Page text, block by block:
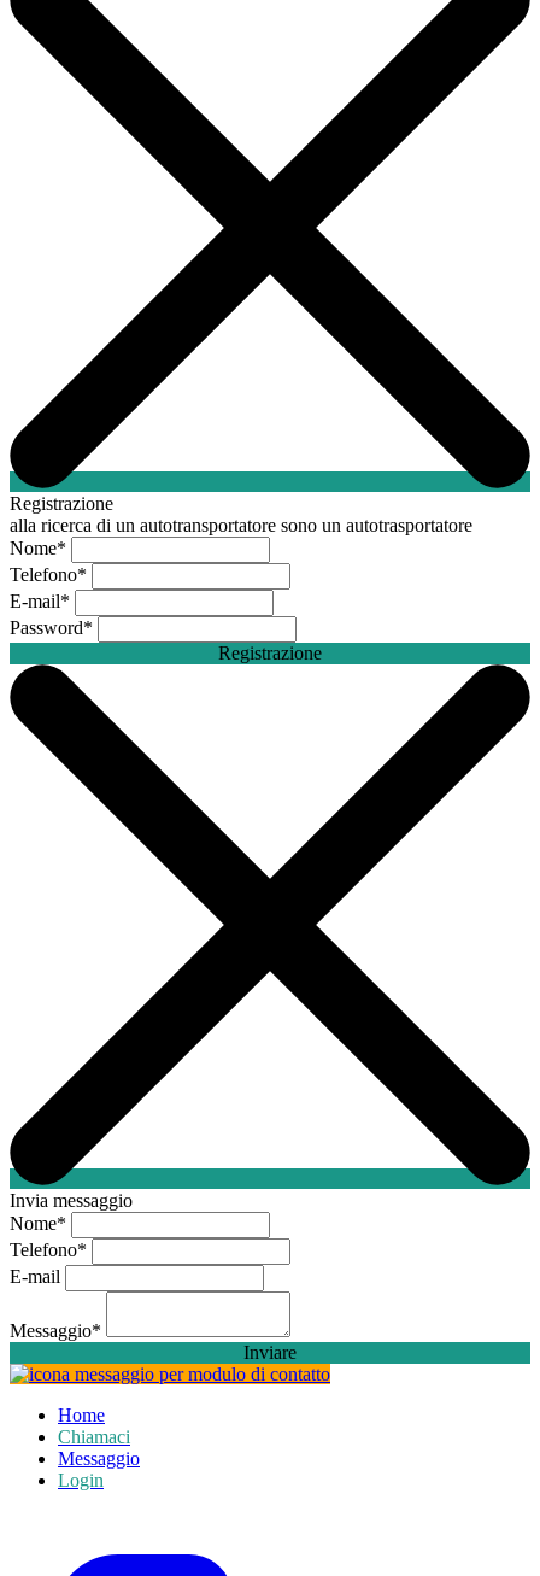
Registrazione
alla ricerca di un autotransportatore sono un autotrasportatore
Nome*
Telefono*
E-mail*
Password*
Registrazione
Invia messaggio
Nome*
Telefono*
E-mail
Messaggio*
Inviare
Home
Chiamaci
Messaggio
Login